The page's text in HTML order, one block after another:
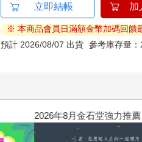
立即結帳 加
※ 本商品會員日滿額金幣加碼回饋
預計 2026/08/07 出貨 參考庫存量
2026年8月金石堂強力推